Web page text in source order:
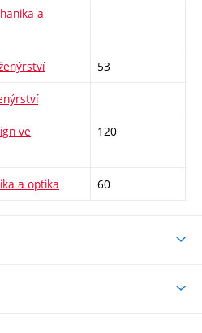
a
53
ve
120
a optika 60